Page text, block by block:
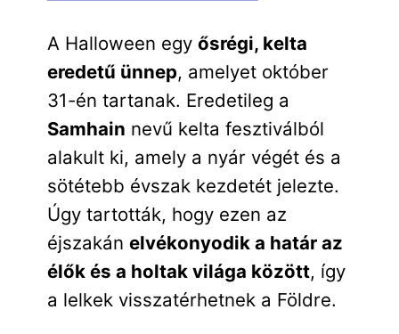
A Halloween egy ősrégi, kelta
eredetű ünnep, amelyet október
31-én tartanak. Eredetileg a
Samhain nevű kelta fesztiválból
alakult ki, amely a nyár végét és a
sötétebb évszak kezdetét jelezte.
Úgy tartották, hogy ezen az
éjszakán elvékonyodik a határ az
élők és a holtak világa között, így
a lelkek visszatérhetnek a Földre.